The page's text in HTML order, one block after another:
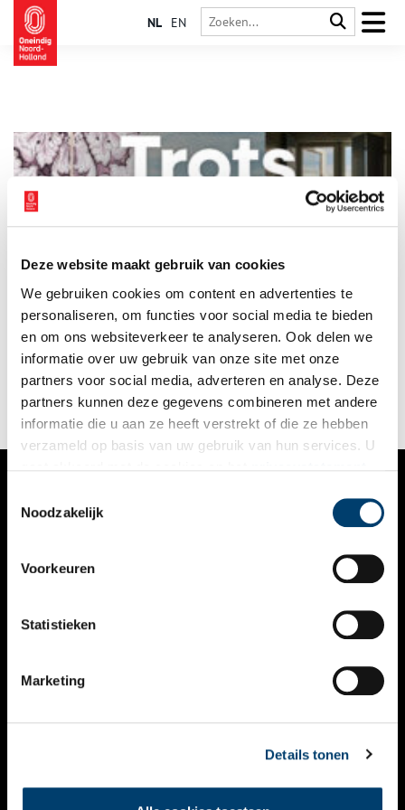
Deze website maakt gebruik van cookies
We gebruiken cookies om content en advertenties te
personaliseren, om functies voor social media te bieden
en om ons websiteverkeer te analyseren. Ook delen we
informatie over uw gebruik van onze site met onze
partners voor social media, adverteren en analyse. Deze
partners kunnen deze gegevens combineren met andere
informatie die u aan ze heeft verstrekt of die ze hebben
verzameld op basis van uw gebruik van hun services. U
Noodzakelijk
Voorkeuren
Statistieken
Marketing
Details tonen
NL EN
dakje
Het is heel bijzonder om in een Zaans monumentaal huis te
wonen, maar je moet er veel tijd en geld in steken. En de
ondersteuning laat nog wel eens te wensen over.
2 min
VERHALEN
KALENDER
THEMA’S
VIDEO’S
CONTACT